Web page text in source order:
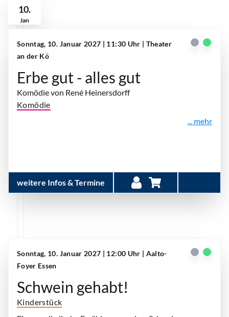
10.
Jan
Sonntag, 10. Januar 2027 | 11:30 Uhr | Theater
an der Kö
Erbe gut - alles gut
Komödie von René Heinersdorff
Komödie
... mehr
weitere Infos & Termine
Sonntag, 10. Januar 2027 | 12:00 Uhr | Aalto-
Foyer Essen
Schwein gehabt!
Kinderstück